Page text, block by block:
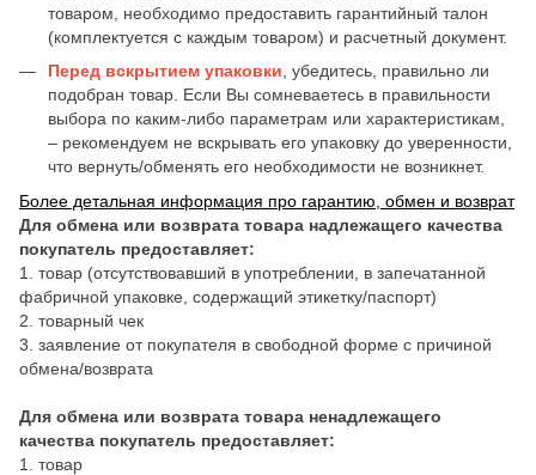
товаром, необходимо предоставить гарантийный талон
(комплектуется с каждым товаром) и расчетный документ.
Перед вскрытием упаковки, убедитесь, правильно ли
подобран товар. Если Вы сомневаетесь в правильности
выбора по каким-либо параметрам или характеристикам,
– рекомендуем не вскрывать его упаковку до уверенности,
что вернуть/обменять его необходимости не возникнет.
Более детальная информация про гарантию, обмен и возврат
Для обмена или возврата товара надлежащего качества
покупатель предоставляет:
1. товар (отсутствовавший в употреблении, в запечатанной
фабричной упаковке, содержащий этикетку/паспорт)
2. товарный чек
3. заявление от покупателя в свободной форме с причиной
обмена/возврата
Для обмена или возврата товара ненадлежащего
качества покупатель предоставляет:
1. товар